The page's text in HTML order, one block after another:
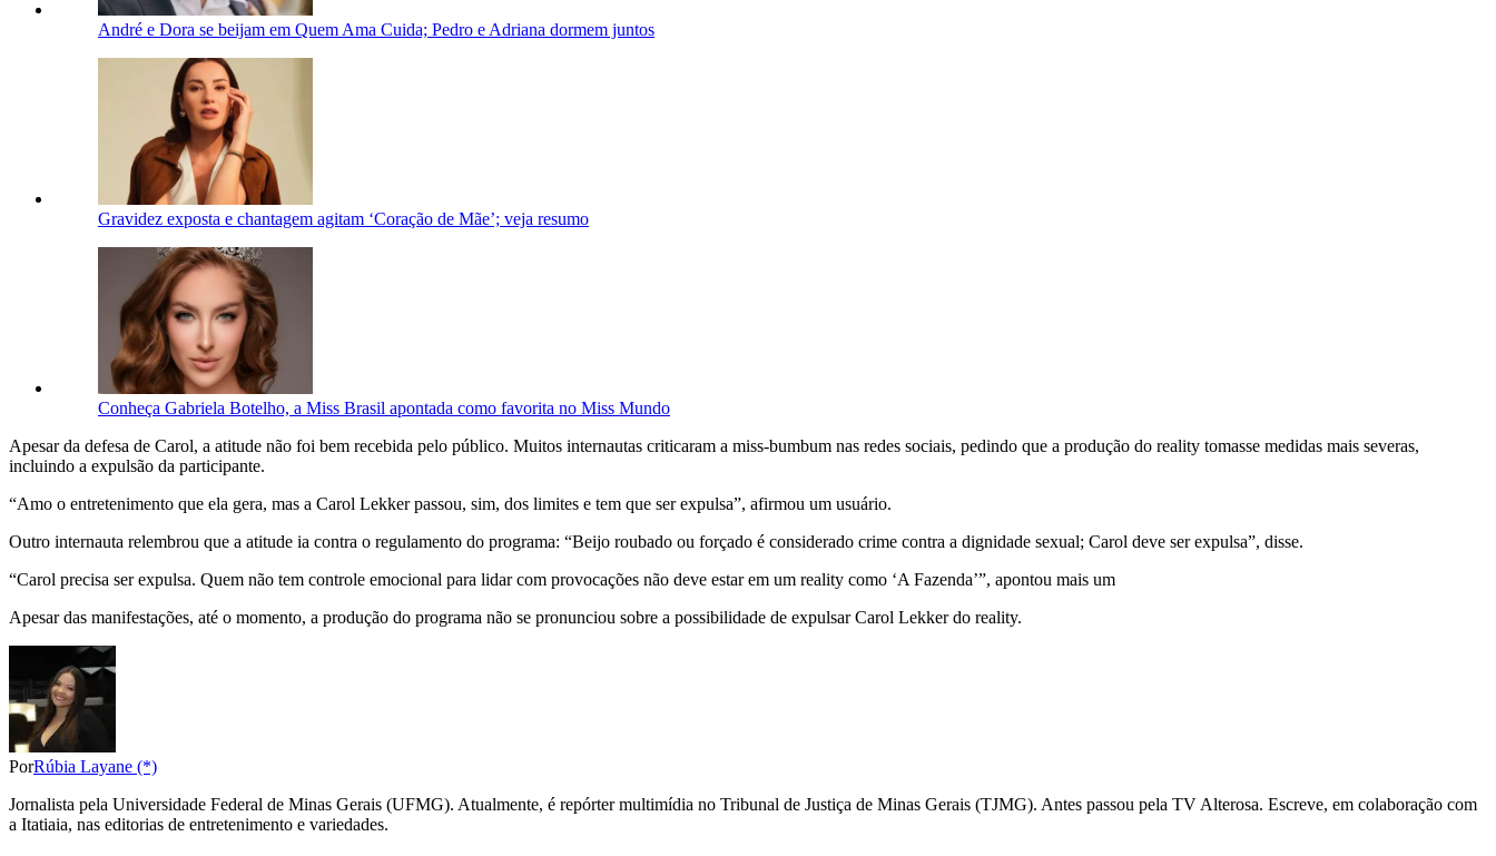
André e Dora se beijam em Quem Ama Cuida; Pedro e Adriana dormem juntos
Gravidez exposta e chantagem agitam ‘Coração de Mãe’; veja resumo
Conheça Gabriela Botelho, a Miss Brasil apontada como favorita no Miss Mundo
Apesar da defesa de Carol, a atitude não foi bem recebida pelo público. Muitos internautas criticaram a miss-bumbum nas redes sociais, pedindo que a produção do reality tomasse medidas mais severas,
incluindo a expulsão da participante.
“Amo o entretenimento que ela gera, mas a Carol Lekker passou, sim, dos limites e tem que ser expulsa”, afirmou um usuário.
Outro internauta relembrou que a atitude ia contra o regulamento do programa: “Beijo roubado ou forçado é considerado crime contra a dignidade sexual; Carol deve ser expulsa”, disse.
“Carol precisa ser expulsa. Quem não tem controle emocional para lidar com provocações não deve estar em um reality como ‘A Fazenda’”, apontou mais um
Apesar das manifestações, até o momento, a produção do programa não se pronunciou sobre a possibilidade de expulsar Carol Lekker do reality.
PorRúbia Layane (*)
Jornalista pela Universidade Federal de Minas Gerais (UFMG). Atualmente, é repórter multimídia no Tribunal de Justiça de Minas Gerais (TJMG). Antes passou pela TV Alterosa. Escreve, em colaboração com
a Itatiaia, nas editorias de entretenimento e variedades.